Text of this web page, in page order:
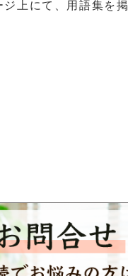
上にて、用語集を